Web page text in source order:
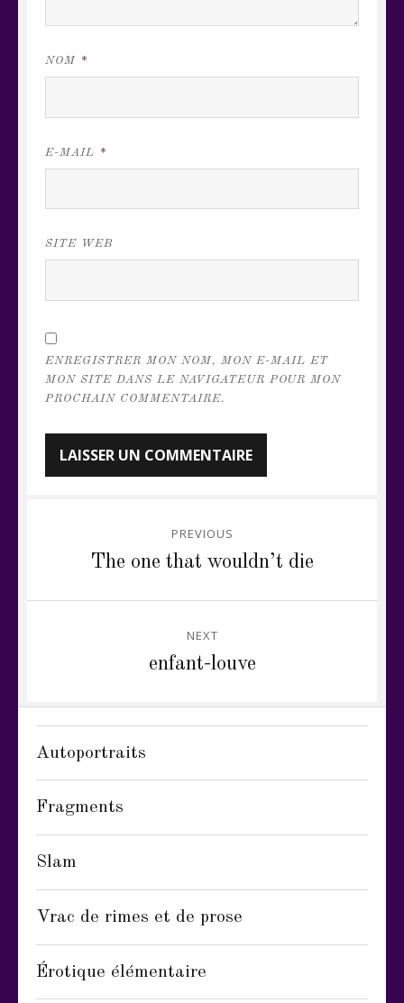
NOM *
E-MAIL *
SITE WEB
ENREGISTRER MON NOM, MON E-MAIL ET
MON SITE DANS LE NAVIGATEUR POUR MON
PROCHAIN COMMENTAIRE.
PREVIOUS
The one that wouldn’t die
NEXT
enfant-louve
Autoportraits
Fragments
Slam
Vrac de rimes et de prose
Érotique élémentaire